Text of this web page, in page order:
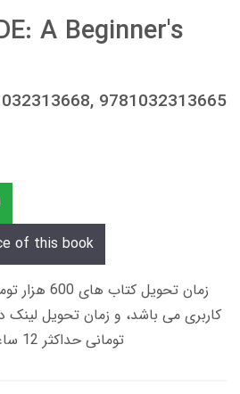
A Beginner's
9781032313665
of this book
زمان تحویل
تومانی حداکثر 12 ساعت از طریق پیامک/ایمیل